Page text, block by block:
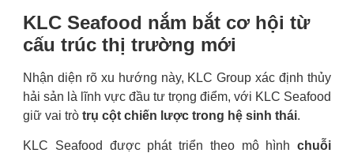
KLC Seafood nắm bắt cơ hội từ
cấu trúc thị trường mới
Nhận diện rõ xu hướng này, KLC Group xác định thủy
hải sản là lĩnh vực đầu tư trọng điểm, với KLC Seafood
giữ vai trò trụ cột chiến lược trong hệ sinh thái.
KLC Seafood được phát triển theo mô hình chuỗi